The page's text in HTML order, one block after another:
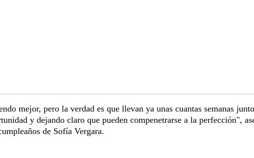
mejor, pero la verdad es que llevan ya unas cuantas semanas
y dejando claro que pueden compenetrarse a la perfección",
de Sofía Vergara.